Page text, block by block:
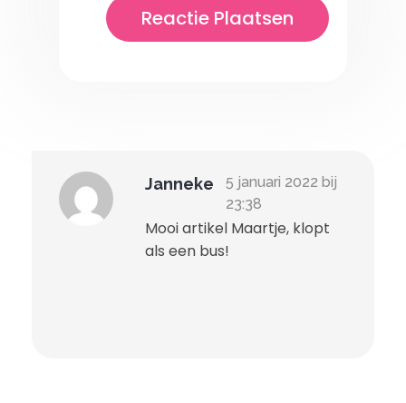
Janneke
5 januari 2022 bij
23:38
Mooi artikel Maartje, klopt
als een bus!